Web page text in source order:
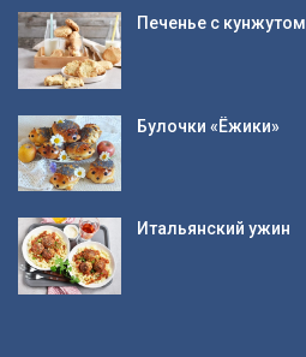
Печенье с кунжутом
Булочки «Ёжики»
Итальянский ужин